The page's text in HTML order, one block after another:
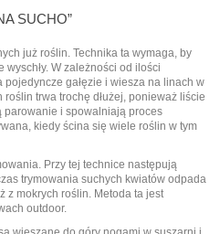
SUCHO”
już roślin. Technika ta wymaga, by
W zależności od ilości
gałęzie i wiesza na linach w
trwa trochę dłużej, ponieważ liście
i spowalniają proces
kiedy ścina się wiele roślin w tym
Przy tej technice następują
trymowania suchych kwiatów odpada
z mokrych roślin. Metoda ta jest
outdoor.